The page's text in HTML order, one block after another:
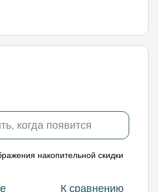
когда появится
накопительной скидки
К сравнению